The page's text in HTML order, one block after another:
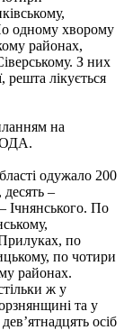
одному хворому
районах,
З них
решта лікується
на
ОДА.
одужало 200
–
Ічнянського. По
по
по чотири
районах.
ж у
та у
осіб